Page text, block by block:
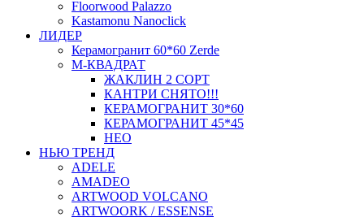
Floorwood Palazzo
Kastamonu Nanoclick
ЛИДЕР
Керамогранит 60*60 Zerde
М-КВАДРАТ
ЖАКЛИН 2 СОРТ
КАНТРИ СНЯТО!!!
КЕРАМОГРАНИТ 30*60
КЕРАМОГРАНИТ 45*45
НЕО
НЬЮ ТРЕНД
ADELE
AMADEO
ARTWOOD VOLCANO
ARTWOORK / ESSENSE